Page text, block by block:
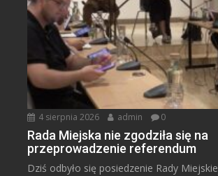
4 sierpnia 2026 admin 0
Rada Miejska nie zgodziła się na
przeprowadzenie referendum
Dziś odbyło się posiedzenie Rady